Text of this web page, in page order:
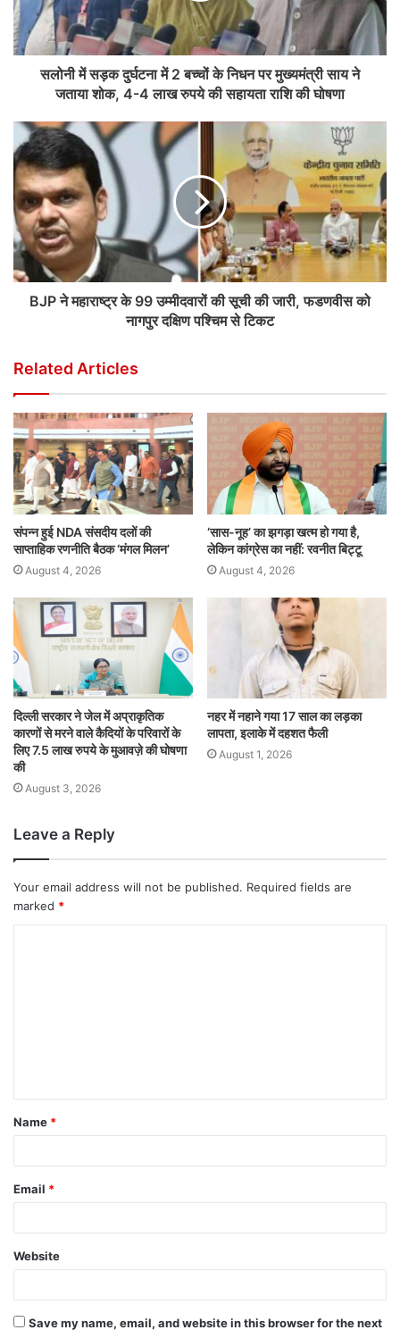
सलोनी में सड़क दुर्घटना में 2 बच्चों के निधन पर मुख्यमंत्री साय ने
जताया शोक, 4-4 लाख रुपये की सहायता राशि की घोषणा
BJP ने महाराष्ट्र के 99 उम्मीदवारों की सूची की जारी, फडणवीस को
नागपुर दक्षिण पश्चिम से टिकट
Related Articles
संपन्न हुई NDA संसदीय दलों की
साप्ताहिक रणनीति बैठक ‘मंगल मिलन’
August 4, 2026
‘सास-नूह’ का झगड़ा खत्म हो गया है,
लेकिन कांग्रेस का नहीं: रवनीत बिट्टू
August 4, 2026
दिल्ली सरकार ने जेल में अप्राकृतिक
कारणों से मरने वाले कैदियों के परिवारों के
लिए 7.5 लाख रुपये के मुआवज़े की घोषणा
की
August 3, 2026
नहर में नहाने गया 17 साल का लड़का
लापता, इलाके में दहशत फैली
August 1, 2026
Leave a Reply
Your email address will not be published. Required fields are
marked *
Name *
Email *
Website
Save my name, email, and website in this browser for the next